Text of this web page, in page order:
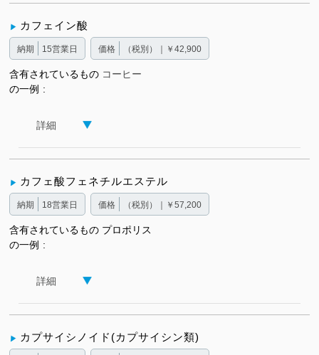
カフェイン酸
納期 15営業日 価格 （税別）｜￥42,900
含有されているもの
の一例
コーヒー
詳細
カフェ酸フェネチルエステル
納期 18営業日 価格 （税別）｜￥57,200
含有されているもの
の一例
プロポリス
詳細
カプサイシノイド(カプサイシン類)